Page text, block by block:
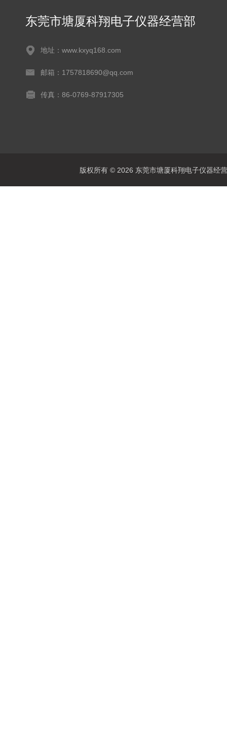
东莞市塘厦科翔电子仪器经营部
地址：www.kxyq168.com
邮箱：1757818690@qq.com
传真：86-0769-87917305
版权所有 © 2026 东莞市塘厦科翔电子仪器